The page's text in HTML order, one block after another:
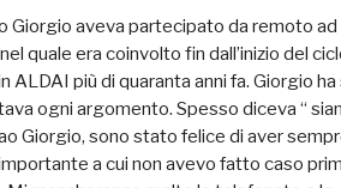
Giorgio aveva partecipato da remoto
quale era coinvolto fin dall’inizio del
ALDAI più di quaranta anni fa. Giorgio
ogni argomento. Spesso diceva “
Giorgio, sono stato felice di aver
a cui non avevo fatto caso